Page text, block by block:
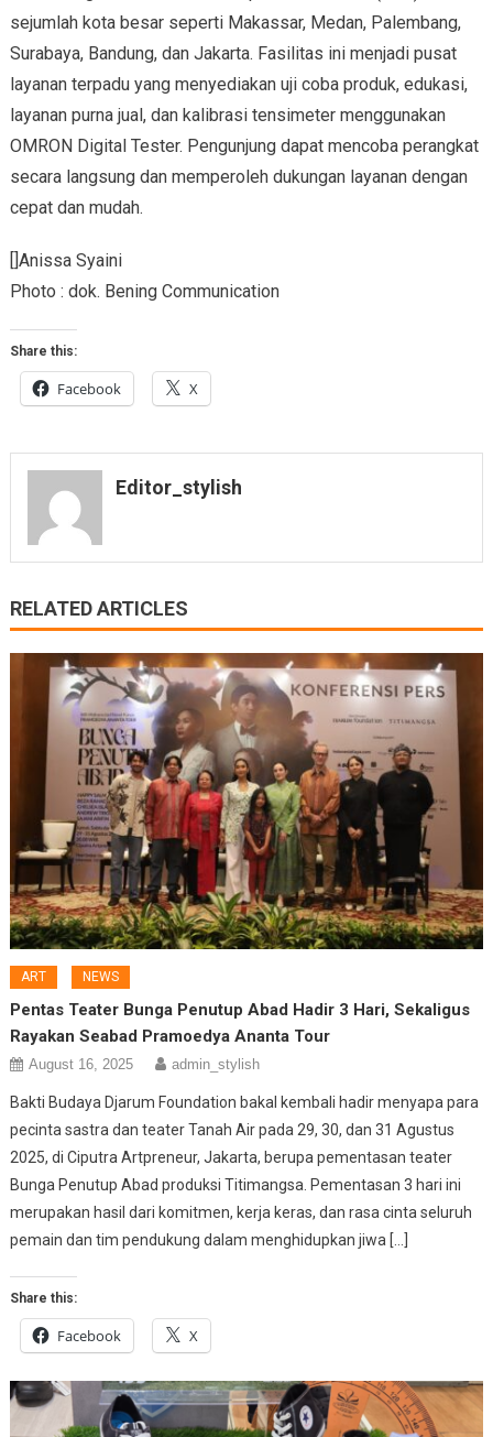
sejumlah kota besar seperti Makassar, Medan, Palembang,
Surabaya, Bandung, dan Jakarta. Fasilitas ini menjadi pusat
layanan terpadu yang menyediakan uji coba produk, edukasi,
layanan purna jual, dan kalibrasi tensimeter menggunakan
OMRON Digital Tester. Pengunjung dapat mencoba perangkat
secara langsung dan memperoleh dukungan layanan dengan
cepat dan mudah.
[]Anissa Syaini
Photo : dok. Bening Communication
Share this:
Facebook X
Editor_stylish
RELATED ARTICLES
ART NEWS
Pentas Teater Bunga Penutup Abad Hadir 3 Hari, Sekaligus
Rayakan Seabad Pramoedya Ananta Tour
August 16, 2025 admin_stylish
Bakti Budaya Djarum Foundation bakal kembali hadir menyapa para
pecinta sastra dan teater Tanah Air pada 29, 30, dan 31 Agustus
2025, di Ciputra Artpreneur, Jakarta, berupa pementasan teater
Bunga Penutup Abad produksi Titimangsa. Pementasan 3 hari ini
merupakan hasil dari komitmen, kerja keras, dan rasa cinta seluruh
pemain dan tim pendukung dalam menghidupkan jiwa […]
Share this:
Facebook X